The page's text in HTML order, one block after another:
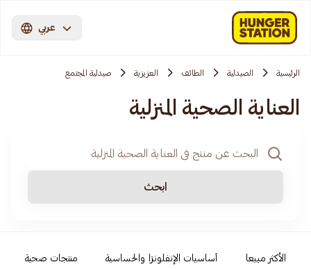
عربي
الرئيسية الصيدلية الطائف العزيزية صيدلية المجتمع
العناية الصحية المنزلية
ابحث
الأكثر مبيعا أساسيات الإنفلونزا والحساسية منتجات صحية